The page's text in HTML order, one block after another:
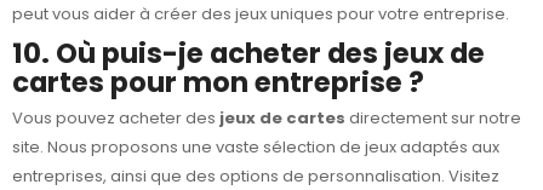
peut vous aider à créer des jeux uniques pour votre entreprise.
10. Où puis-je acheter des jeux de
cartes pour mon entreprise ?
Vous pouvez acheter des jeux de cartes directement sur notre
site. Nous proposons une vaste sélection de jeux adaptés aux
entreprises, ainsi que des options de personnalisation. Visitez